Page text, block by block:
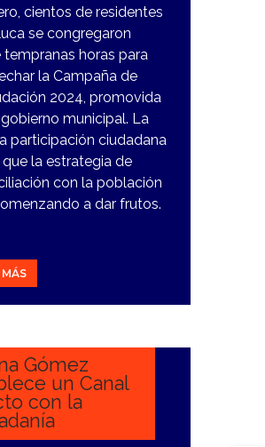
cientos de residentes
se congregaron
tempranas horas para
la Campaña de
2024, promovida
municipal. La
participación ciudadana
que la estrategia de
con la población
a dar frutos.
MÁS
Gómez
un Canal
con la